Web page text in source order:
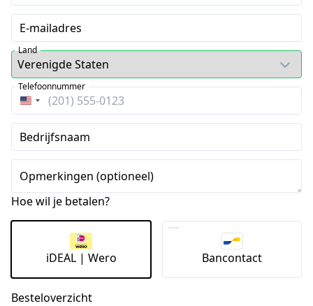
E-mailadres
Land
Verenigde
Staten
+1
Telefoonnummer
Bedrijfsnaam
Opmerkingen (optioneel)
Hoe wil je betalen?
iDEAL | Wero Bancontact
Besteloverzicht